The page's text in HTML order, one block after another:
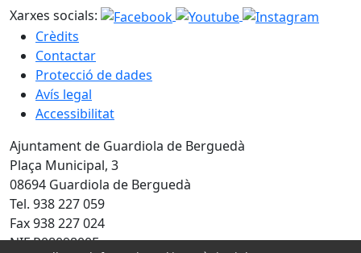
Xarxes socials:
Crèdits
Contactar
Protecció de dades
Avís legal
Accessibilitat
Ajuntament de Guardiola de Berguedà
Plaça Municipal, 3
08694 Guardiola de Berguedà
Tel. 938 227 059
Fax 938 227 024
NIF P0809800F